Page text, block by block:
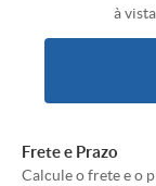
à vista
Frete e Prazo
Calcule o frete e o